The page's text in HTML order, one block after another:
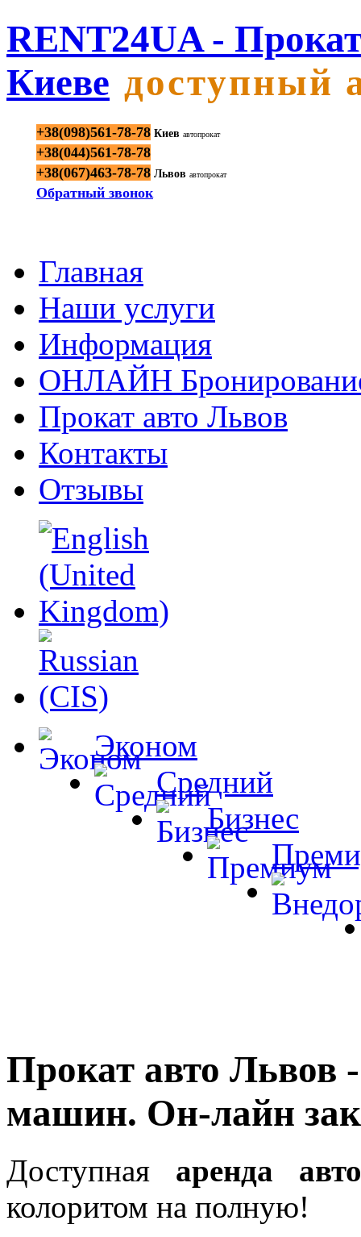
RENT24UA -
Киеве доступный
+38(098)561-78-78 Киев автопрокат
+38(044)561-78-78
+38(067)463-78-78 Львов автопрокат
Обратный звонок
Главная
Наши услуги
Информация
ОНЛАЙН
Прокат авто Львов
Контакты
Отзывы
Эконом
Средний
Бизнес
Прокат авто Львов
машин. Он-лайн
Доступная аренда
колоритом на полную!